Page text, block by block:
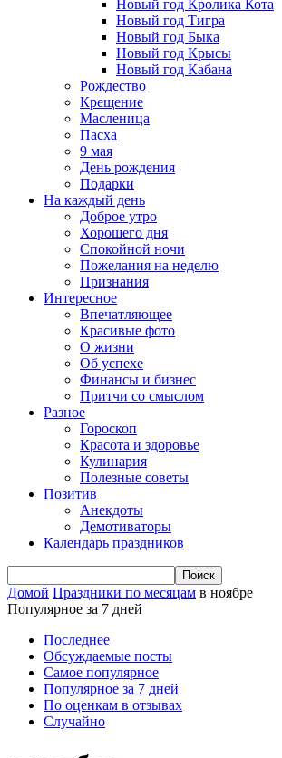
Новый год Кролика Кота
Новый год Тигра
Новый год Быка
Новый год Крысы
Новый год Кабана
Рождество
Крещение
Масленица
Пасха
9 мая
День рождения
Подарки
На каждый день
Доброе утро
Хорошего дня
Спокойной ночи
Пожелания на неделю
Признания
Интересное
Впечатляющее
Красивые фото
О жизни
Об успехе
Финансы и бизнес
Притчи со смыслом
Разное
Гороскоп
Красота и здоровье
Кулинария
Полезные советы
Позитив
Анекдоты
Демотиваторы
Календарь праздников
Домой Праздники по месяцам в ноябре
Популярное за 7 дней
Последнее
Обсуждаемые посты
Самое популярное
Популярное за 7 дней
По оценкам в отзывах
Случайно